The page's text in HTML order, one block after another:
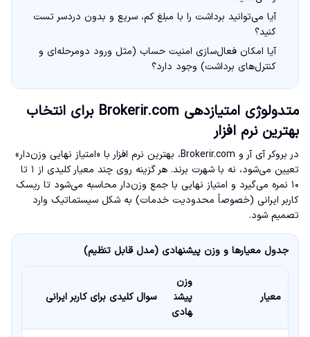
آیا می‌توانید برداشت را با مبلغ کم، سریع و بدون دردسر تست
کنید؟
آیا امکان فعال‌سازی امنیت حساب (مثل ورود دومرحله‌ای و
کنترل‌های برداشت) وجود دارد؟
متدولوژی امتیازدهی Brokerir.com برای انتخاب
بهترین نرم افزار
در بروکر آی آر و Brokerir.com، بهترین نرم افزار با «امتیاز نهایی وزن‌دار»
تعیین می‌شود، نه با شهرت برند. هر گزینه روی چند معیار کلیدی از ۱ تا
۱۰ نمره می‌گیرد و امتیاز نهایی با جمع وزن‌دار محاسبه می‌شود تا ریسک
کاربر ایرانی (خصوصاً محدودیت خدمات) به شکل سیستماتیک وارد
تصمیم شود.
جدول معیارها و وزن پیشنهادی (مدل قابل تنظیم)
معیار
وزن
پیشن
هادی
سوال کلیدی برای کاربر ایرانی